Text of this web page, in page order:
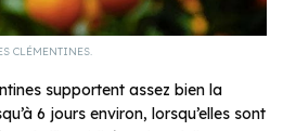
CLÉMENTINES.
supportent assez bien la
6 jours environ, lorsqu’elles sont